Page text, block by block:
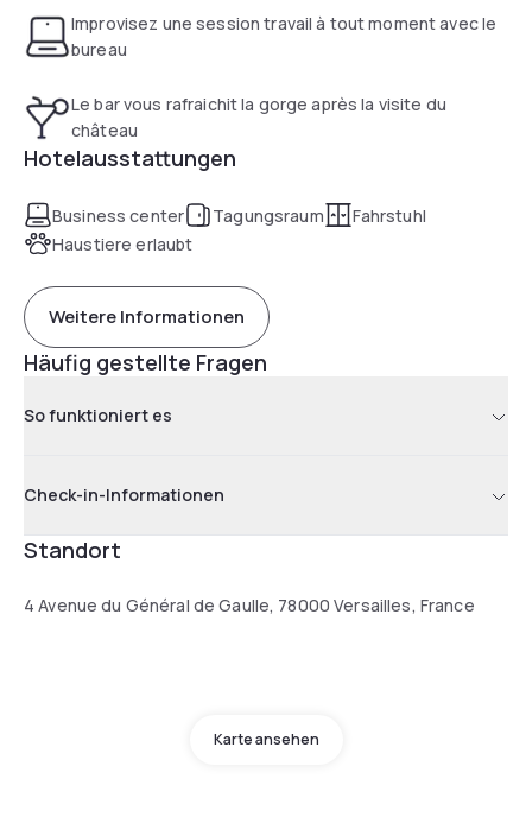
Improvisez une session travail à tout moment avec le
bureau
Le bar vous rafraichit la gorge après la visite du
château
Hotelausstattungen
Business center Tagungsraum
Fahrstuhl
Haustiere erlaubt
Weitere Informationen
Häufig gestellte Fragen
So funktioniert es
Check-in-Informationen
Standort
4 Avenue du Général de Gaulle, 78000 Versailles, France
Karte ansehen